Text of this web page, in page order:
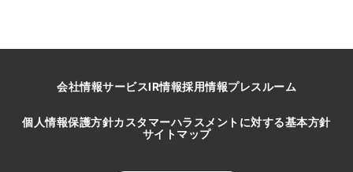
会社情報サービスIR情報採用情報プレスルーム
個人情報保護方針カスタマーハラスメントに対する基本方針
サイトマップ